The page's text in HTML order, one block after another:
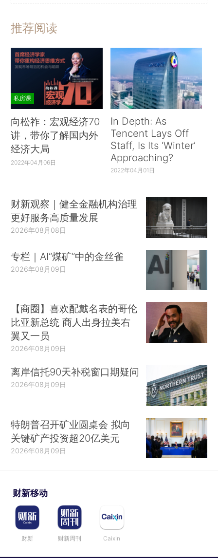
推荐阅读
私房课
向松祚：宏观经济70
讲，带你了解国内外
经济大局
2022年04月06日
In Depth: As
Tencent Lays Off
Staff, Is Its ‘Winter’
Approaching?
2022年04月01日
财新观察｜健全金融机构治理
更好服务高质量发展
2026年08月08日
专栏｜AI“煤矿”中的金丝雀
2026年08月09日
【商圈】喜欢配戴名表的哥伦
比亚新总统 商人出身拉美右
翼又一员
2026年08月09日
离岸信托90天补税窗口期疑问
2026年08月09日
特朗普召开矿业圆桌会 拟向
关键矿产投资超20亿美元
2026年08月09日
财新移动
财新 财新周刊 Caixin